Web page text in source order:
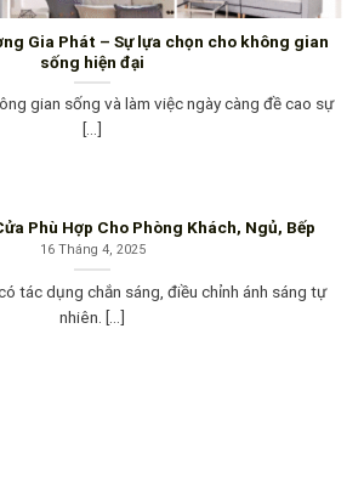
Gia Phát – Sự lựa chọn cho không gian
sống hiện đại
gian sống và làm việc ngày càng đề cao sự
[...]
Phù Hợp Cho Phòng Khách, Ngủ, Bếp
16 Tháng 4, 2025
tác dụng chắn sáng, điều chỉnh ánh sáng tự
nhiên. [...]